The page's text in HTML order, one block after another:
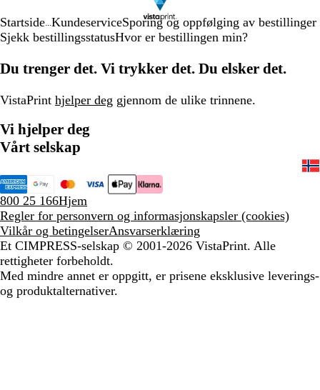
Startside KundeserviceSporing og oppfølging av bestillinger
Sjekk bestillingsstatusHvor er bestillingen min?
Du trenger det. Vi trykker det. Du elsker det.
VistaPrint hjelper deg gjennom de ulike trinnene.
Vi hjelper deg
Vårt selskap
800 25 166Hjem
Regler for personvern og informasjonskapsler (cookies)
Vilkår og betingelserAnsvarserklæring
Et CIMPRESS-selskap © 2001-2026 VistaPrint. Alle
rettigheter forbeholdt.
Med mindre annet er oppgitt, er prisene eksklusive leverings-
og produktalternativer.